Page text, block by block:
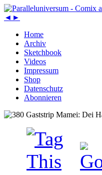
◄ ►
Home
Archiv
Sketchbook
Videos
Impressum
Shop
Datenschutz
Abonnieren